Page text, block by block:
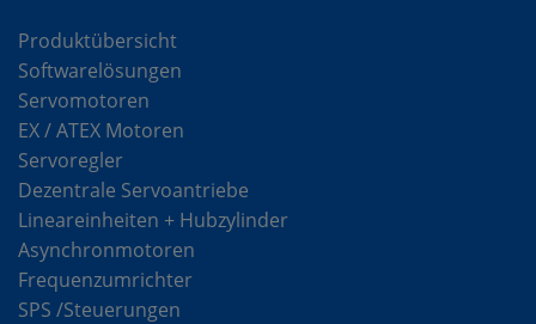
Produktübersicht
Softwarelösungen
Servomotoren
EX / ATEX Motoren
Servoregler
Dezentrale Servoantriebe
Lineareinheiten + Hubzylinder
Asynchronmotoren
Frequenzumrichter
SPS /Steuerungen